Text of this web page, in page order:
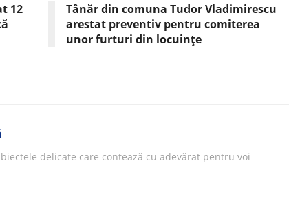
12
Tânăr din comuna Tudor Vladimirescu
arestat preventiv pentru comiterea
unor furturi din locuințe
delicate care contează cu adevărat pentru voi